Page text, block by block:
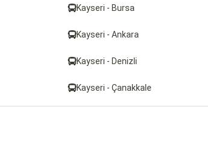
Kayseri - Bursa
Kayseri - Ankara
Kayseri - Denizli
Kayseri - Çanakkale